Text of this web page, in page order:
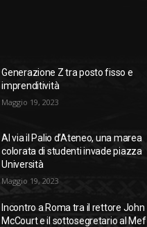
Generazione Z tra posto fisso e
imprenditività
Maggio 19, 2023
Al via il Palio d’Ateneo, una marea
colorata di studenti invade piazza
Università
Maggio 19, 2023
Incontro a Roma tra il rettore John
McCourt e il sottosegretario al Mef